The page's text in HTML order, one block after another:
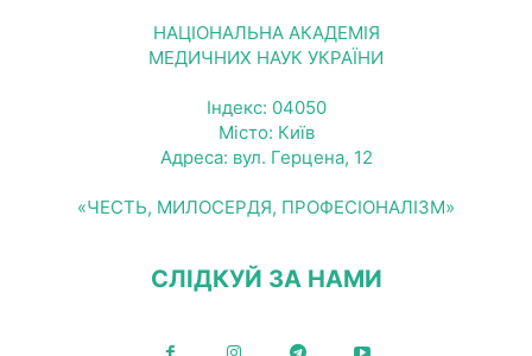
НАЦІОНАЛЬНА АКАДЕМІЯ
МЕДИЧНИХ НАУК УКРАЇНИ
Індекс: 04050
Місто: Київ
Адреса: вул. Герцена, 12
«ЧЕСТЬ, МИЛОСЕРДЯ, ПРОФЕСІОНАЛІЗМ»
СЛІДКУЙ ЗА НАМИ